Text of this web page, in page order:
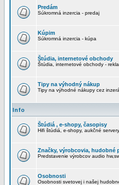
Predám
Súkromná inzercia - predaj
Kúpim
Súkromná inzercia - kúpa
Štúdia, internetové obchody
Štúdia, internetové obchody -
Tipy na výhodný nákup
Tipy na výhodné nákupy cez
Info
Štúdiá , e-shopy, časopisy
Hifi štúdiá, e-shopy, aukčné
Značky, výrobcovia, hudobné
Predstavenie výrobcov audio
Osobnosti
Osobnosti svetovej i našej